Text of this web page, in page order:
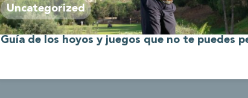
Uncategorized
Guía de los hoyos y juegos que no te puedes